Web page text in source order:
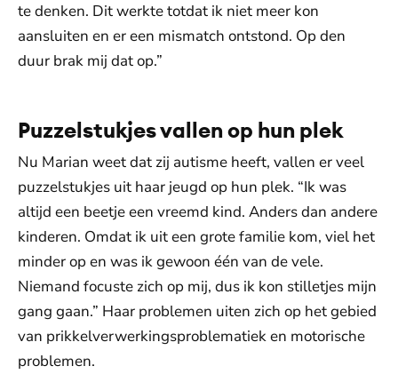
te denken. Dit werkte totdat ik niet meer kon
aansluiten en er een mismatch ontstond. Op den
duur brak mij dat op.”
Puzzelstukjes vallen op hun plek
Nu Marian weet dat zij autisme heeft, vallen er veel
puzzelstukjes uit haar jeugd op hun plek. “Ik was
altijd een beetje een vreemd kind. Anders dan andere
kinderen. Omdat ik uit een grote familie kom, viel het
minder op en was ik gewoon één van de vele.
Niemand focuste zich op mij, dus ik kon stilletjes mijn
gang gaan.” Haar problemen uiten zich op het gebied
van prikkelverwerkingsproblematiek en motorische
problemen.